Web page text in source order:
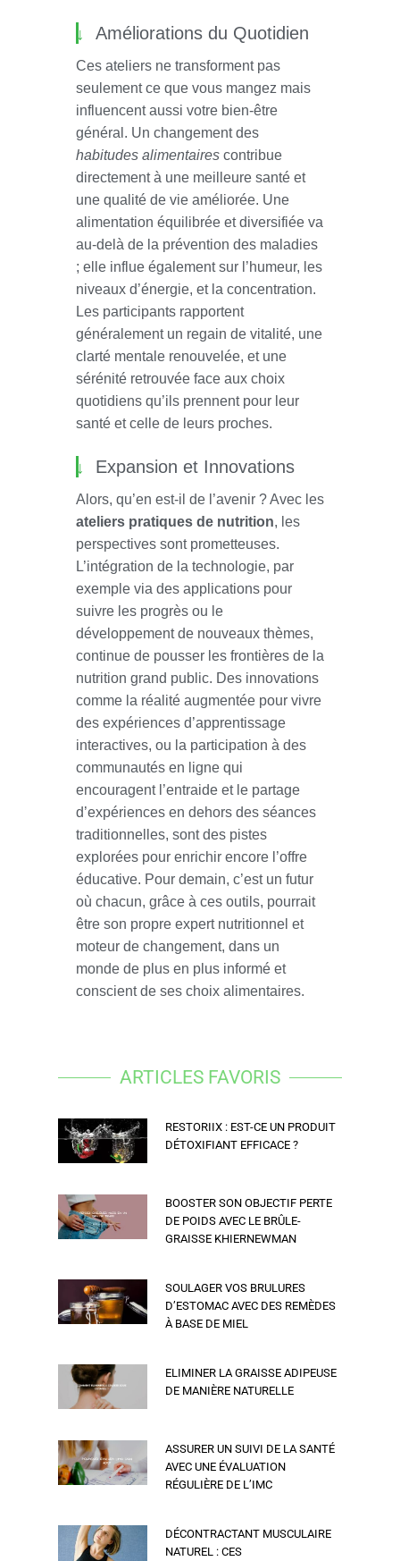
Améliorations du Quotidien
Ces ateliers ne transforment pas
seulement ce que vous mangez mais
influencent aussi votre bien-être
général. Un changement des
habitudes alimentaires contribue
directement à une meilleure santé et
une qualité de vie améliorée. Une
alimentation équilibrée et diversifiée va
au-delà de la prévention des maladies
; elle influe également sur l’humeur, les
niveaux d’énergie, et la concentration.
Les participants rapportent
généralement un regain de vitalité, une
clarté mentale renouvelée, et une
sérénité retrouvée face aux choix
quotidiens qu’ils prennent pour leur
santé et celle de leurs proches.
Expansion et Innovations
Alors, qu’en est-il de l’avenir ? Avec les
ateliers pratiques de nutrition, les
perspectives sont prometteuses.
L’intégration de la technologie, par
exemple via des applications pour
suivre les progrès ou le
développement de nouveaux thèmes,
continue de pousser les frontières de la
nutrition grand public. Des innovations
comme la réalité augmentée pour vivre
des expériences d’apprentissage
interactives, ou la participation à des
communautés en ligne qui
encouragent l’entraide et le partage
d’expériences en dehors des séances
traditionnelles, sont des pistes
explorées pour enrichir encore l’offre
éducative. Pour demain, c’est un futur
où chacun, grâce à ces outils, pourrait
être son propre expert nutritionnel et
moteur de changement, dans un
monde de plus en plus informé et
conscient de ses choix alimentaires.
ARTICLES FAVORIS
RESTORIIX : EST-CE UN PRODUIT
DÉTOXIFIANT EFFICACE ?
BOOSTER SON OBJECTIF PERTE
DE POIDS AVEC LE BRÛLE-
GRAISSE KHIERNEWMAN
SOULAGER VOS BRULURES
D’ESTOMAC AVEC DES REMÈDES
À BASE DE MIEL
ELIMINER LA GRAISSE ADIPEUSE
DE MANIÈRE NATURELLE
ASSURER UN SUIVI DE LA SANTÉ
AVEC UNE ÉVALUATION
RÉGULIÈRE DE L’IMC
DÉCONTRACTANT MUSCULAIRE
NATUREL : CES